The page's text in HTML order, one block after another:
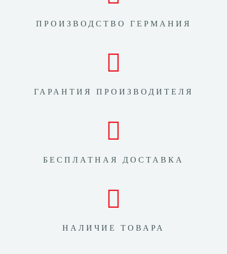
ПРОИЗВОДСТВО ГЕРМАНИЯ
ГАРАНТИЯ ПРОИЗВОДИТЕЛЯ
БЕСПЛАТНАЯ ДОСТАВКА
НАЛИЧИЕ ТОВАРА